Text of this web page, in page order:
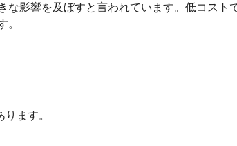
な影響を及ぼすと言われています。低コスト
。
ます。